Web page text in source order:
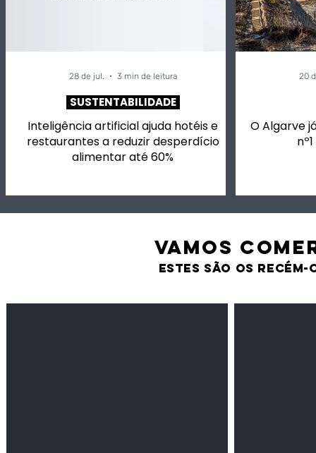
Inteligência artificial ajuda hotéis e
restaurantes a reduzir desperdício
alimentar até 60%
SUSTENTABILIDADE
28 de jul. 3 min de leitura
O Algarve
20
VAMOS
estes são os recém-